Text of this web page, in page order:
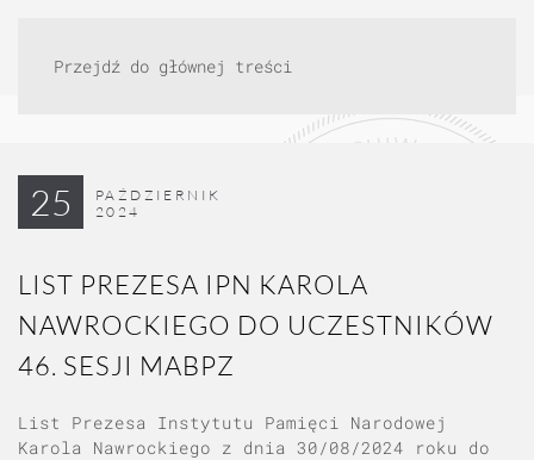
Przejdź do głównej treści
25
PAŹDZIERNIK
2024
LIST PREZESA IPN KAROLA
NAWROCKIEGO DO UCZESTNIKÓW
46. SESJI MABPZ
List Prezesa Instytutu Pamięci Narodowej
Karola Nawrockiego z dnia 30/08/2024 roku do